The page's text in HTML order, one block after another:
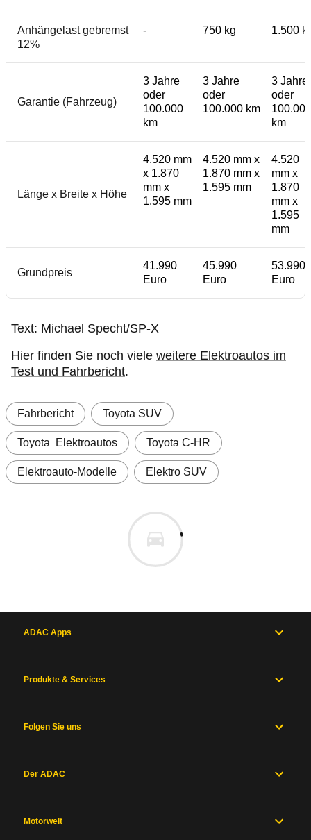
Anhängelast gebremst
12%
- 750 kg 1.500
Garantie (Fahrzeug)
3 Jahre
oder
100.000
km
3 Jahre
oder
100.000 km
3 Jahre
oder
100.000
km
Länge x Breite x Höhe
4.520 mm
x 1.870
mm x
1.595 mm
4.520 mm x
1.870 mm x
1.595 mm
4.520
mm x
1.870
mm x
1.595
mm
Grundpreis
41.990
Euro
45.990
Euro
53.990
Euro
Text: Michael Specht/SP-X
Hier finden Sie noch viele weitere Elektroautos im
Test und Fahrbericht.
Fahrbericht Toyota SUV
Toyota  Elektroautos Toyota C-HR
Elektroauto-Modelle Elektro SUV
ADAC Apps
Produkte & Services
Folgen Sie uns
Der ADAC
Motorwelt